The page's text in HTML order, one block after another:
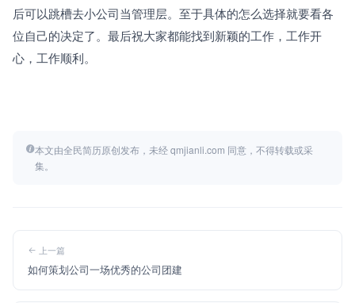
后可以跳槽去小公司当管理层。至于具体的怎么选择就要看各
位自己的决定了。最后祝大家都能找到新颖的工作，工作开
心，工作顺利。
本文由全民简历原创发布，未经 qmjianli.com 同意，不得转载或采
集。
上一篇
如何策划公司一场优秀的公司团建